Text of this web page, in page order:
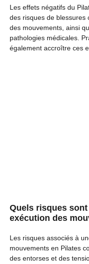
Les effets négatifs du
des risques de blessures
des mouvements, ainsi
pathologies médicales.
également accroître ces
Quels risques
exécution des
Les risques associés à
mouvements en Pilates
des entorses et des